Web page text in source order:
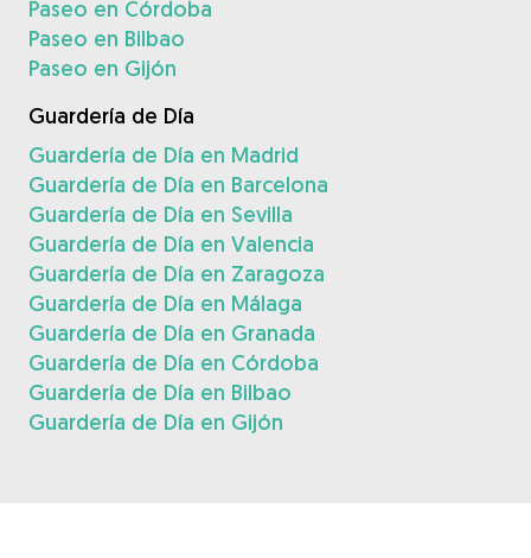
Paseo en Córdoba
Paseo en Bilbao
Paseo en Gijón
Guardería de Día
Guardería de Día en Madrid
Guardería de Día en Barcelona
Guardería de Día en Sevilla
Guardería de Día en Valencia
Guardería de Día en Zaragoza
Guardería de Día en Málaga
Guardería de Día en Granada
Guardería de Día en Córdoba
Guardería de Día en Bilbao
Guardería de Día en Gijón